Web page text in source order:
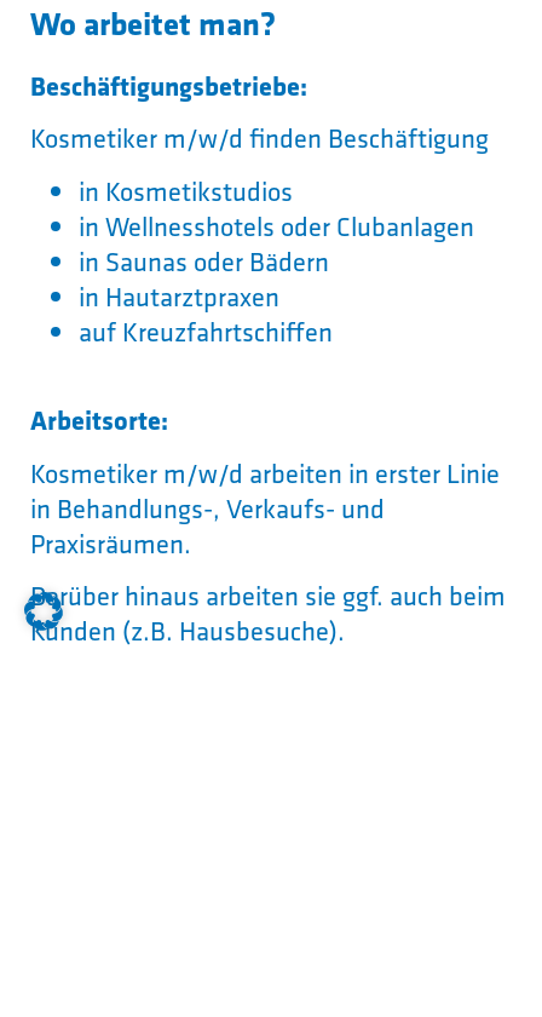
Wo arbeitet man?
Beschäftigungsbetriebe:
Kosmetiker m/w/d finden Beschäftigung
in Kosmetikstudios
in Wellnesshotels oder Clubanlagen
in Saunas oder Bädern
in Hautarztpraxen
auf Kreuzfahrtschiffen
Arbeitsorte:
Kosmetiker m/w/d arbeiten in erster Linie
in Behandlungs-, Verkaufs- und
Praxisräumen.
Darüber hinaus arbeiten sie ggf. auch beim
Kunden (z.B. Hausbesuche).